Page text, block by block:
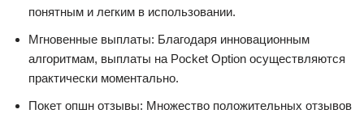
понятным и легким в использовании.
Мгновенные выплаты: Благодаря инновационным
алгоритмам, выплаты на Pocket Option осуществляются
практически моментально.
Покет опшн отзывы: Множество положительных отзывов